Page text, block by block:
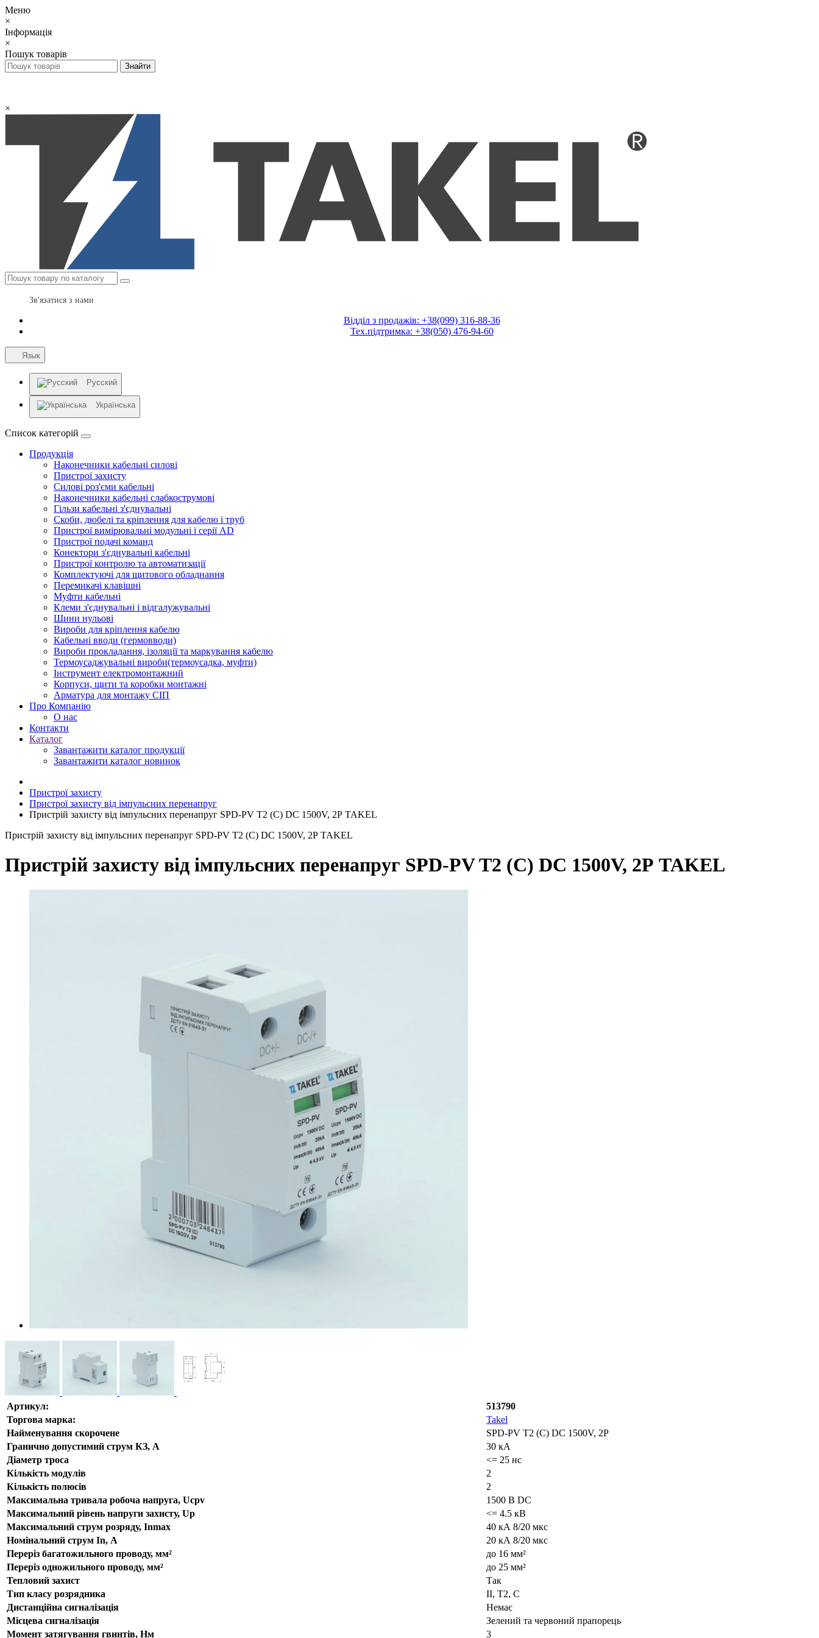
Меню
×
Інформація
×
Пошук товарів
×
Зв'язатися з нами
Відділ з продажів: +38(099) 316-88-36
Тех.підтримка: +38(050) 476-94-60
Язык
Русский
Українська
Список категорій
Продукція
Наконечники кабельні силові
Пристрої захисту
Силові роз'єми кабельні
Наконечники кабельні слабкострумові
Гільзи кабельні з'єднувальні
Скоби, дюбелі та кріплення для кабелю і труб
Пристрої вимірювальні модульні і серії AD
Пристрої подачі команд
Конектори з'єднувальні кабельні
Пристрої контролю та автоматизації
Комплектуючі для щитового обладнання
Перемикачі клавішні
Муфти кабельні
Клеми з'єднувальні і відгалужувальні
Шини нульові
Вироби для кріплення кабелю
Кабельні вводи (гермовводи)
Вироби прокладання, iзоляції та маркування кабелю
Термоусаджувальні вироби(термоусадка, муфти)
Інструмент електромонтажний
Корпуси, щити та коробки монтажні
Арматура для монтажу СІП
Про Компанію
О нас
Контакти
Каталог
Завантажити каталог продукції
Завантажити каталог новинок
Пристрої захисту
Пристрої захисту від імпульсних перенапруг
Пристрій захисту від імпульсних перенапруг SPD-PV T2 (C) DC 1500V, 2Р TAKEL
Пристрій захисту від імпульсних перенапруг SPD-PV T2 (C) DC 1500V, 2Р TAKEL
Пристрій захисту від імпульсних перенапруг SPD-PV T2 (C) DC 1500V, 2Р TAKEL
Артикул:
513790
Торгова марка:
Takel
Найменування скорочене
SPD-PV T2 (C) DC 1500V, 2Р
Гранично допустимий струм КЗ, А
30 кА
Діаметр троса
<= 25 нс
Кількість модулів
2
Кількість полюсів
2
Максимальна тривала робоча напруга, Ucpv
1500 В DC
Максимальний рівень напруги захисту, Up
<= 4.5 кВ
Максимальний струм розряду, Inmax
40 кА 8/20 мкс
Номінальний струм In, А
20 кА 8/20 мкс
Переріз багатожильного проводу, мм²
до 16 мм²
Переріз одножильного проводу, мм²
до 25 мм²
Тепловий захист
Так
Тип класу розрядника
II, Т2, C
Дистанційна сигналізація
Немає
Місцева сигналізація
Зелений та червоний прапорець
Момент затягування гвинтів, Нм
3